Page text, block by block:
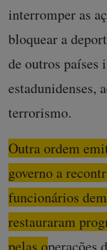
interromper as
bloquear a
de outros países
estadunidenses,
terrorismo.
Outra ordem
governo a
funcionários
restauraram
pelas operações